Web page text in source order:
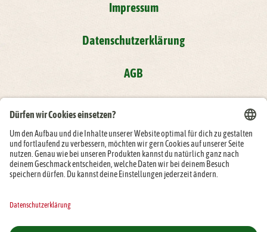
Impressum
Datenschutzerklärung
AGB
Folge der Rügenwalder Mühle auf: